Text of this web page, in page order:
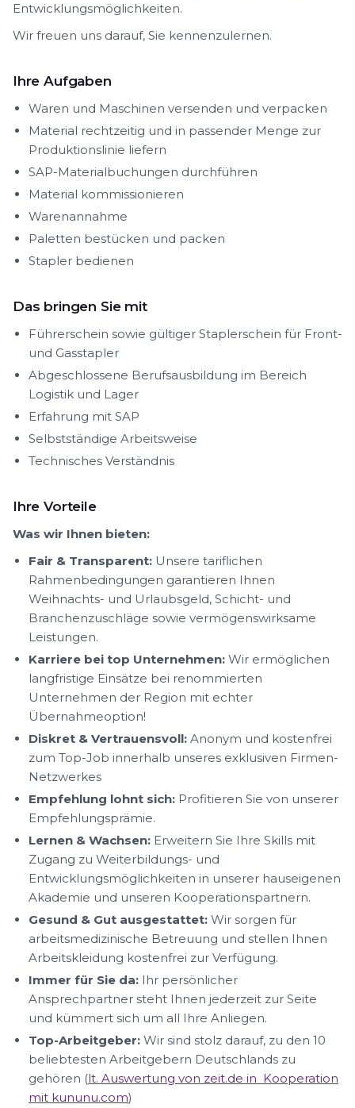
Entwicklungsmöglichkeiten.
Wir freuen uns darauf, Sie kennenzulernen.
Ihre Aufgaben
Waren und Maschinen versenden und verpacken
Material rechtzeitig und in passender Menge zur
Produktionslinie liefern
SAP-Materialbuchungen durchführen
Material kommissionieren
Warenannahme
Paletten bestücken und packen
Stapler bedienen
Das bringen Sie mit
Führerschein sowie gültiger Staplerschein für Front-
und Gasstapler
Abgeschlossene Berufsausbildung im Bereich
Logistik und Lager
Erfahrung mit SAP
Selbstständige Arbeitsweise
Technisches Verständnis
Ihre Vorteile
Was wir Ihnen bieten:
Fair & Transparent: Unsere tariflichen
Rahmenbedingungen garantieren Ihnen
Weihnachts- und Urlaubsgeld, Schicht- und
Branchenzuschläge sowie vermögenswirksame
Leistungen.
Karriere bei top Unternehmen: Wir ermöglichen
langfristige Einsätze bei renommierten
Unternehmen der Region mit echter
Übernahmeoption!
Diskret & Vertrauensvoll: Anonym und kostenfrei
zum Top-Job innerhalb unseres exklusiven Firmen-
Netzwerkes
Empfehlung lohnt sich: Profitieren Sie von unserer
Empfehlungsprämie.
Lernen & Wachsen: Erweitern Sie Ihre Skills mit
Zugang zu Weiterbildungs- und
Entwicklungsmöglichkeiten in unserer hauseigenen
Akademie und unseren Kooperationspartnern.
Gesund & Gut ausgestattet: Wir sorgen für
arbeitsmedizinische Betreuung und stellen Ihnen
Arbeitskleidung kostenfrei zur Verfügung.
Immer für Sie da: Ihr persönlicher
Ansprechpartner steht Ihnen jederzeit zur Seite
und kümmert sich um all Ihre Anliegen.
Top-Arbeitgeber: Wir sind stolz darauf, zu den 10
beliebtesten Arbeitgebern Deutschlands zu
gehören (lt. Auswertung von zeit.de in Kooperation
mit kununu.com)